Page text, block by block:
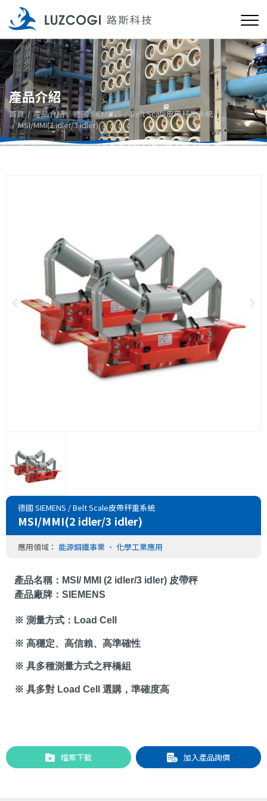
產品介紹
首頁 產品介紹 德國 SIEMENS
Belt Scale皮帶秤重系統
MSI/MMI(2 idler/3 idler)
德國 SIEMENS /Belt Scale皮帶秤重系統
MSI/MMI(2 idler/3 idler)
應用領域： 能源鋼鐵事業 、 化學工業應用
產品名稱： MSI/ MMI (2 idler/3 idler) 皮帶秤
產品廠牌：SIEMENS
※ 測量方式： Load Cell
※ 高穩定、高信賴、高準確性
※ 具多種測量方式之秤橋組
※ 具多對 Load Cell選購，準確度高
檔案下載 加入產品詢價